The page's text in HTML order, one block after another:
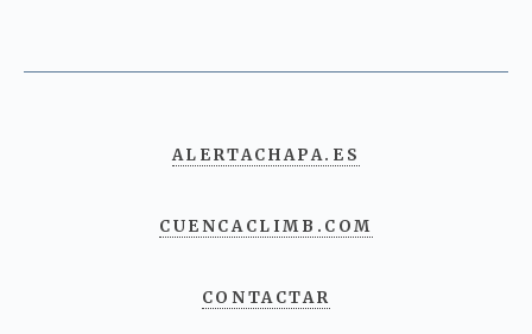
ALERTACHAPA.ES
CUENCACLIMB.COM
CONTACTAR